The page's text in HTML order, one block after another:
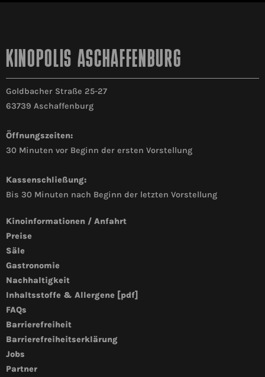
KINOPOLIS ASCHAFFENBURG
Goldbacher Straße 25-27
63739 Aschaffenburg
Öffnungszeiten:
30 Minuten vor Beginn der ersten Vorstellung
Kassenschließung:
Bis 30 Minuten nach Beginn der letzten Vorstellung
Kinoinformationen / Anfahrt
Preise
Säle
Gastronomie
Nachhaltigkeit
Inhaltsstoffe & Allergene [pdf]
FAQs
Barrierefreiheit
Barrierefreiheitserklärung
Jobs
Partner